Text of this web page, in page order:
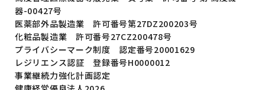
器-00427号
医薬部外品製造業 許可番号第27DZ200203号
化粧品製造業 許可番号27CZ200478号
プライバシーマーク制度 認定番号20001629
レジリエンス認証 登録番号H0000012
事業継続力強化計画認定